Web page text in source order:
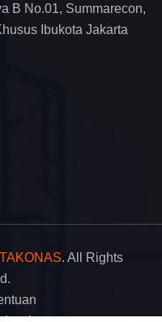
B No.01, Summarecon,
Ibukota Jakarta
. All Rights